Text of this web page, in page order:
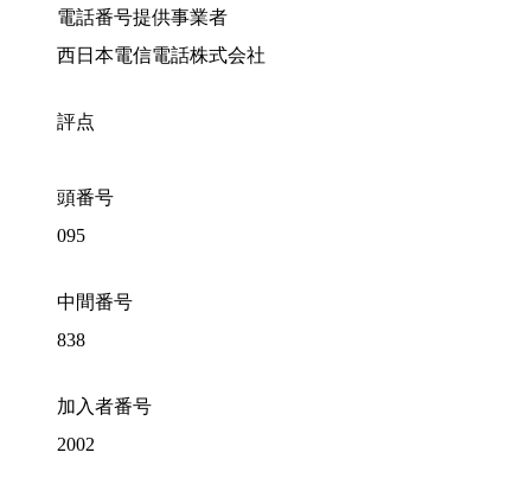
電話番号提供事業者
西日本電信電話株式会社
評点
頭番号
095
中間番号
838
加入者番号
2002